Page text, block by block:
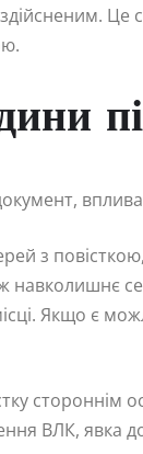
Це
з
навколишнє
Якщо є
ВЛК, явка